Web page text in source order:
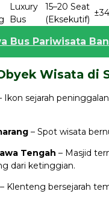
Luxury
Bus
15–20 Seat
(Eksekutif)
Bus Pariwisata
Wisata di
Ikon sejarah
– Spot wisata
Tengah – Masjid
dari ketinggian.
– Klenteng bersejarah